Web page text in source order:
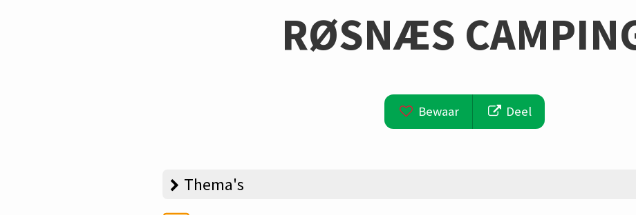
RØSNÆS
Bewaar Deel
Thema's